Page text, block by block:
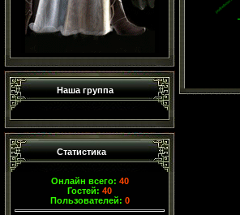
Наша группа
Статистика
Онлайн всего: 40
Гостей: 40
Пользователей: 0